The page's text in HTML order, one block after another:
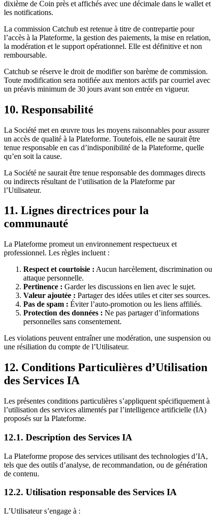
dixième de Coin près et affichés avec une décimale dans le wallet et
les notifications.
La commission Catchub est retenue à titre de contrepartie pour
l’accès à la Plateforme, la gestion des paiements, la mise en relation,
la modération et le support opérationnel. Elle est définitive et non
remboursable.
Catchub se réserve le droit de modifier son barème de commission.
Toute modification sera notifiée aux mentors actifs par courriel avec
un préavis minimum de 30 jours avant son entrée en vigueur.
10. Responsabilité
La Société met en œuvre tous les moyens raisonnables pour assurer
un accès de qualité à la Plateforme. Toutefois, elle ne saurait être
tenue responsable en cas d’indisponibilité de la Plateforme, quelle
qu’en soit la cause.
La Société ne saurait être tenue responsable des dommages directs
ou indirects résultant de l’utilisation de la Plateforme par
l’Utilisateur.
11. Lignes directrices pour la
communauté
La Plateforme promeut un environnement respectueux et
professionnel. Les règles incluent :
Respect et courtoisie : Aucun harcèlement, discrimination ou
attaque personnelle.
Pertinence : Garder les discussions en lien avec le sujet.
Valeur ajoutée : Partager des idées utiles et citer ses sources.
Pas de spam : Éviter l’auto-promotion ou les liens affiliés.
Protection des données : Ne pas partager d’informations
personnelles sans consentement.
Les violations peuvent entraîner une modération, une suspension ou
une résiliation du compte de l’Utilisateur.
12. Conditions Particulières d’Utilisation
des Services IA
Les présentes conditions particulières s’appliquent spécifiquement à
l’utilisation des services alimentés par l’intelligence artificielle (IA)
proposés sur la Plateforme.
12.1. Description des Services IA
La Plateforme propose des services utilisant des technologies d’IA,
tels que des outils d’analyse, de recommandation, ou de génération
de contenu.
12.2. Utilisation responsable des Services IA
L’Utilisateur s’engage à :